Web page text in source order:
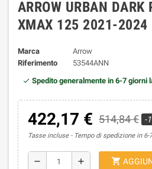
ARROW URBAN DARK
XMAX 125 2021-2024
Marca
Arrow
Riferimento
53544ANN
Spedito generalmente in 6-7 giorni
422,17 € 514,84 € -
Tasse incluse Tempo di spedizione in 6-
remove add shopping_cart